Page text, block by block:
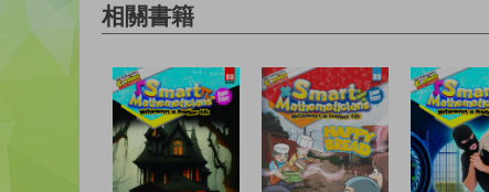
相關書籍